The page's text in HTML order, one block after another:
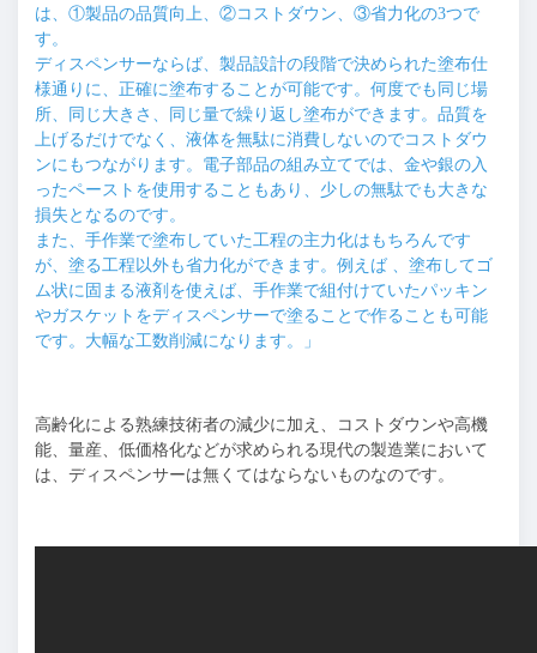
は、①製品の品質向上、②コストダウン、③省力化の3つで
す。
ディスペンサーならば、製品設計の段階で決められた塗布仕
様通りに、正確に塗布することが可能です。何度でも同じ場
所、同じ大きさ、同じ量で繰り返し塗布ができます。品質を
上げるだけでなく、液体を無駄に消費しないのでコストダウ
ンにもつながります。電子部品の組み立てでは、金や銀の入
ったペーストを使用することもあり、少しの無駄でも大きな
損失となるのです。
また、手作業で塗布していた工程の主力化はもちろんです
が、塗る工程以外も省力化ができます。例えば 、塗布してゴ
ム状に固まる液剤を使えば、手作業で組付けていたパッキン
やガスケットをディスペンサーで塗ることで作ることも可能
です。大幅な工数削減になります。」
高齢化による熟練技術者の減少に加え、コストダウンや高機
能、量産、低価格化などが求められる現代の製造業において
は、ディスペンサーは無くてはならないものなのです。